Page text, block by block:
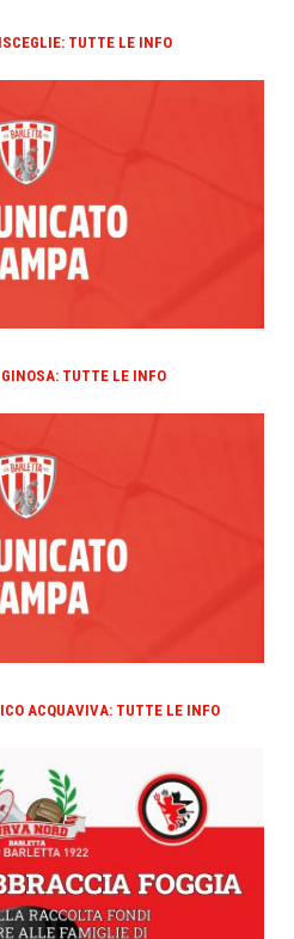
TUTTE LE INFO
TUTTE LE INFO
ACQUAVIVA: TUTTE LE INFO